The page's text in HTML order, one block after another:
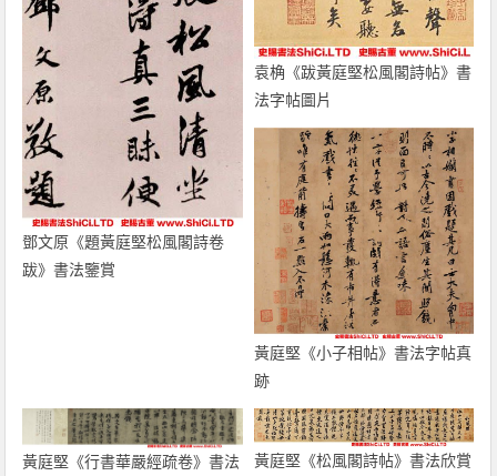
鄧文原《題黃庭堅松風閣詩卷
跋》書法鑒賞
袁桷《跋黃庭堅松風閣詩帖》書
法字帖圖片
黃庭堅《小子相帖》書法字帖真
跡
黃庭堅《行書華嚴經疏卷》書法
黃庭堅《松風閣詩帖》書法欣賞